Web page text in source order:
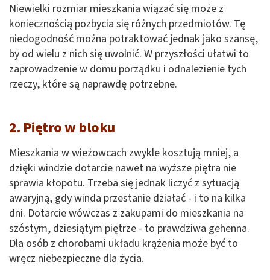
Niewielki rozmiar mieszkania wiązać się może z
koniecznością pozbycia się różnych przedmiotów. Tę
niedogodność można potraktować jednak jako szansę,
by od wielu z nich się uwolnić. W przyszłości ułatwi to
zaprowadzenie w domu porządku i odnalezienie tych
rzeczy, które są naprawdę potrzebne.
2. Piętro w bloku
Mieszkania w wieżowcach zwykle kosztują mniej, a
dzięki windzie dotarcie nawet na wyższe piętra nie
sprawia kłopotu. Trzeba się jednak liczyć z sytuacją
awaryjną, gdy winda przestanie działać - i to na kilka
dni. Dotarcie wówczas z zakupami do mieszkania na
szóstym, dziesiątym piętrze - to prawdziwa gehenna.
Dla osób z chorobami układu krążenia może być to
wręcz niebezpieczne dla życia.